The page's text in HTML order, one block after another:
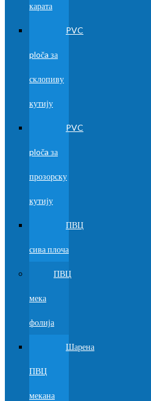
карата
PVC
ploča за
склопиву
кутију
PVC
ploča за
прозорску
кутију
ПВЦ
сива плоча
ПВЦ
мека
фолија
Шарена
ПВЦ
мекана